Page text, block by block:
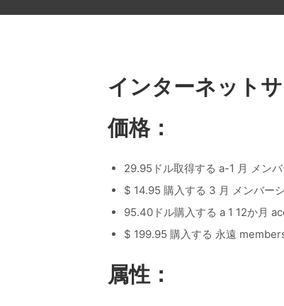
インターネットサ
価格：
29.95ドル取得する a-1 月 メンバ
$ 14.95 購入する 3 月 メンバー
95.40ドル購入する a 1 12か月
$ 199.95 購入する 永遠
属性：